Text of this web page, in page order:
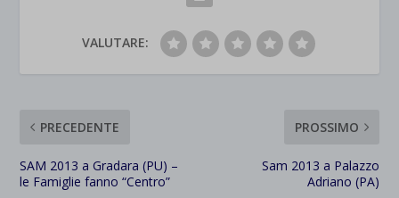
VALUTARE:
PRECEDENTE
SAM 2013 a Gradara (PU) –
le Famiglie fanno “Centro”
PROSSIMO
Sam 2013 a Palazzo
Adriano (PA)